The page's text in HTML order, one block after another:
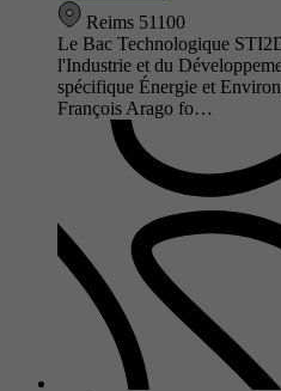
Reims 51100
Le Bac Technologique
l'Industrie et du
spécifique Énergie et
François Arago fo…